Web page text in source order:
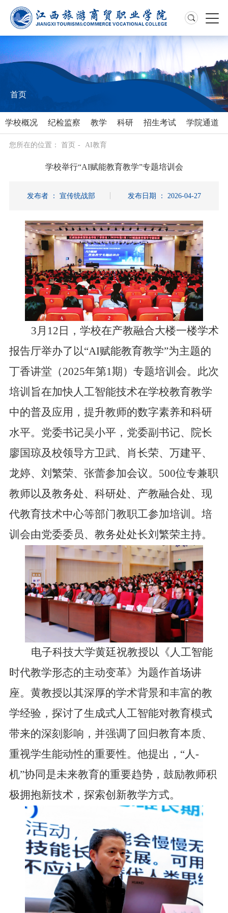
首页
学校概况 纪检监察 教学 科研 招生考试 学院通道
您所在的位置： 首页 - AI教育
学校举行“AI赋能教育教学”专题培训会
发布者 ： 宣传统战部 发布日期 ： 2026-04-27
3月12日， 学校在产教融合大楼一楼学术
报告厅举办了以“AI赋能教育教学”为主题的
丁香讲堂 （2025年第1期）专题培训会。此次
培训旨在加快人工智能技术在学校教育教学
中的普及应用，提升教师的数字素养和科研
水平。 党委书记吴小平 ，党委副书记、院长
廖国琼及校领导方卫武、肖长荣、万建平、
龙婷、刘繁荣、张蕾参加会议。 500位专兼职
教师以及教务处、科研处、产教融合处、现
代教育技术中心等部门教职工参加培训 。培
训会由党委委员、教务处处长刘繁荣主持。
电子科技大学黄廷祝教授以 《人工智能
时代教学形态的主动变革》 为题作首场讲
座。黄教授以其深厚的学术背景和丰富的教
学经验，探讨了生成式人工智能对教育模式
带来的深刻影响，并强调了回归教育本质、
重视学生能动性的重要性。他提出， “人-
机”协同是未来教育的重要趋势，鼓励教师积
极拥抱新技术，探索创新教学方式。